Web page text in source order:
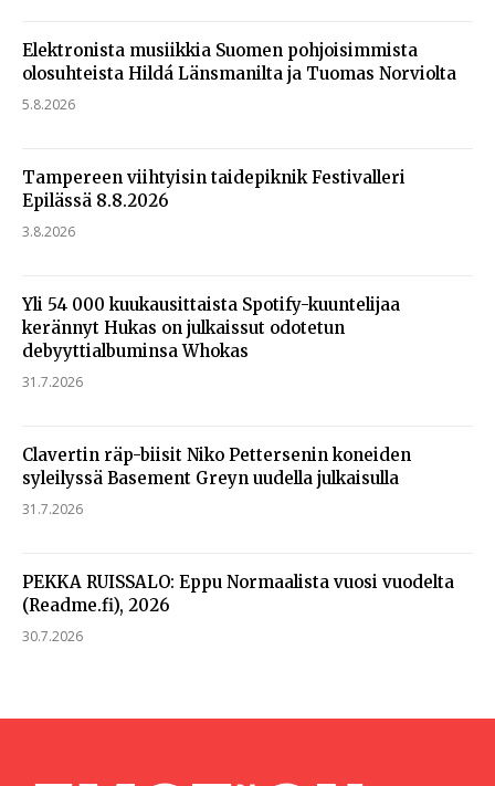
Elektronista musiikkia Suomen pohjoisimmista
olosuhteista Hildá Länsmanilta ja Tuomas Norviolta
5.8.2026
Tampereen viihtyisin taidepiknik Festivalleri
Epilässä 8.8.2026
3.8.2026
Yli 54 000 kuukausittaista Spotify-kuuntelijaa
kerännyt Hukas on julkaissut odotetun
debyyttialbuminsa Whokas
31.7.2026
Clavertin räp-biisit Niko Pettersenin koneiden
syleilyssä Basement Greyn uudella julkaisulla
31.7.2026
PEKKA RUISSALO: Eppu Normaalista vuosi vuodelta
(Readme.fi), 2026
30.7.2026